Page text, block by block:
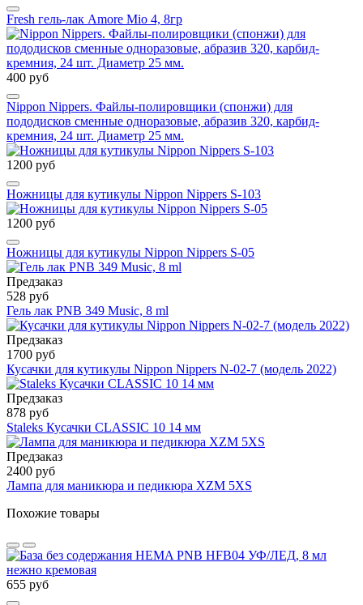
Fresh гель-лак Amore Mio 4, 8гр
400 руб
Nippon Nippers. Файлы-полировщики (спонжи) для
пододисков сменные одноразовые, абразив 320, карбид-
кремния, 24 шт. Диаметр 25 мм.
1200 руб
Ножницы для кутикулы Nippon Nippers S-103
1200 руб
Ножницы для кутикулы Nippon Nippers S-05
Предзаказ
528 руб
Гель лак PNB 349 Music, 8 ml
Предзаказ
1700 руб
Кусачки для кутикулы Nippon Nippers N-02-7 (модель 2022)
Предзаказ
878 руб
Staleks Кусачки CLASSIC 10 14 мм
Предзаказ
2400 руб
Лампа для маникюра и педикюра XZM 5XS
Похожие товары
655 руб